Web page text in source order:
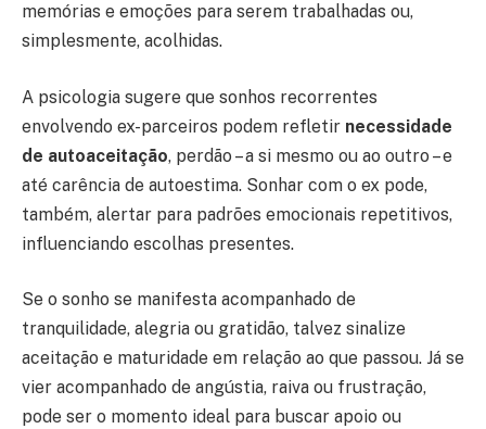
memórias e emoções para serem trabalhadas ou,
simplesmente, acolhidas.
A psicologia sugere que sonhos recorrentes
envolvendo ex-parceiros podem refletir necessidade
de autoaceitação, perdão – a si mesmo ou ao outro – e
até carência de autoestima. Sonhar com o ex pode,
também, alertar para padrões emocionais repetitivos,
influenciando escolhas presentes.
Se o sonho se manifesta acompanhado de
tranquilidade, alegria ou gratidão, talvez sinalize
aceitação e maturidade em relação ao que passou. Já se
vier acompanhado de angústia, raiva ou frustração,
pode ser o momento ideal para buscar apoio ou